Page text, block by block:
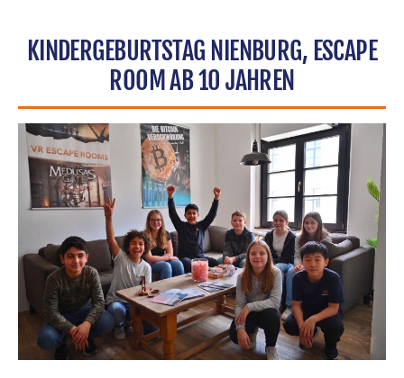
KINDERGEBURTSTAG NIENBURG, ESCAPE
ROOM AB 10 JAHREN